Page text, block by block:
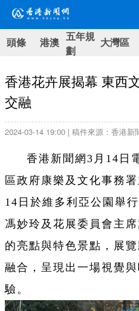
頭條 港澳 五年規
劃
大灣區
香港花卉展揭幕 東西
交融
2024-03-14 19:00 | 稿件來源：香港新
香港新聞網3月14日
區政府康樂及文化事務
14日於維多利亞公園舉
馮妙玲及花展委員會主
的亮點與特色景點，展
融合，呈現出一場視覺
驗。